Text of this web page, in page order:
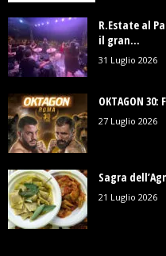
R.Estate al
il gran...
31 Luglio 2026
OKTAGON
27 Luglio 2026
Sagra
21 Luglio 2026